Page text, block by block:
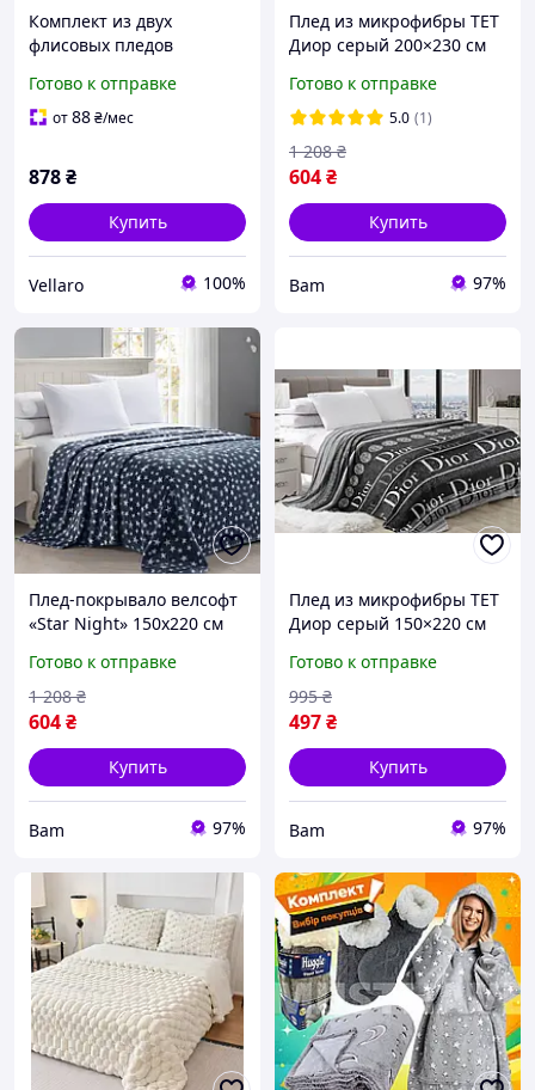
Комплект из двух
флисовых пледов
см с норвежским узором
для уюта и тепла
Готово к отправке
от88₴/мес
878₴
Купить
Vellaro 100%
Плед из микрофибры ТЕТ
Диор серый 200×230 см
покрывало с бархатистой
текстурой для спальни и
гостиной bas
Готово к отправке
5.0 (1)
604₴
1 208 ₴
Купить
Bam 97%
Плед-покрывало велсофт
«Star Night» 150x220 см
мягкий флисовый плед
для кровати и дивана с
узором pix
Готово к отправке
604₴
1 208 ₴
Купить
Bam 97%
Плед из микрофибры ТЕТ
Диор серый 150×220 см
покрывало с бархатистой
текстурой для спальни и
гостиной bas
Готово к отправке
497₴
995 ₴
Купить
Bam 97%